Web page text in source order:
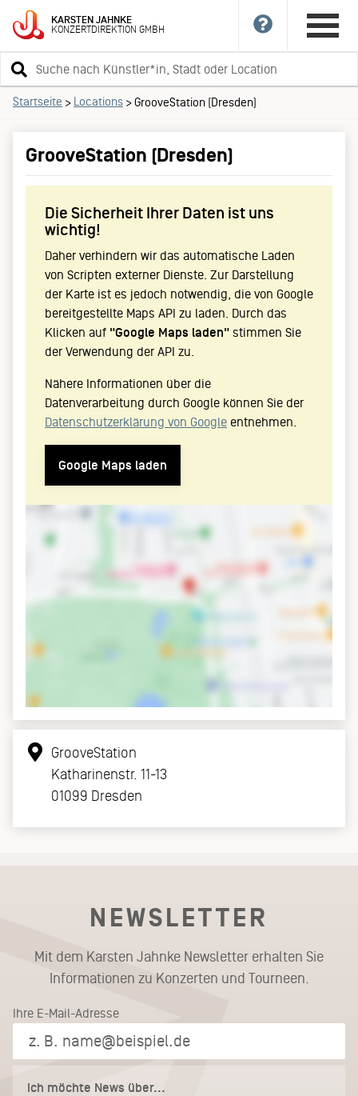
KARSTENJAHNKE
KONZERTDIREKTIONGMBH
Suchbegriff
eingeben
Startseite > Locations >GrooveStation (Dresden)
GrooveStation (Dresden)
Die Sicherheit Ihrer Daten ist uns
wichtig!
Daher verhindern wir das automatische Laden
von Scripten externer Dienste. Zur Darstellung
der Karte ist es jedoch notwendig, die von Google
bereitgestellte Maps API zu laden. Durch das
Klicken auf "Google Maps laden" stimmen Sie
der Verwendung der API zu.
Nähere Informationen über die
Datenverarbeitung durch Google können Sie der
Datenschutzerklärung von Google entnehmen.
Google Maps laden
GrooveStation
Katharinenstr. 11-13
01099 Dresden
NEWSLETTER
Mit dem Karsten Jahnke Newsletter erhalten Sie
Informationen zu Konzerten und Tourneen.
Ihre E-Mail-Adresse
Ich möchte News über...